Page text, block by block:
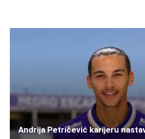
Andrija Petričević karijeru